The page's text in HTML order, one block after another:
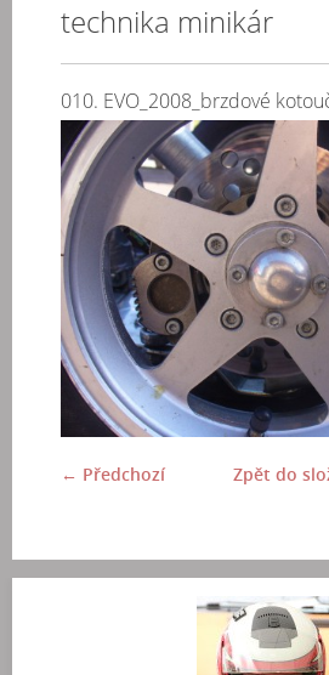
technika minikár
010. EVO_2008_brzdové
← Předchozí Zpět do